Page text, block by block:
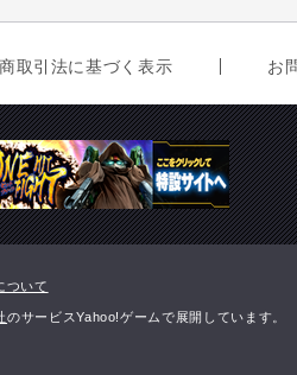
取引法に基づく表示 お
ついて
のサービスYahoo!ゲームで展開しています。